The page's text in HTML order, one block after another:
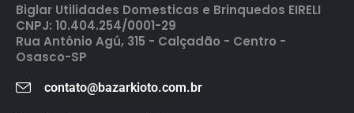
Biglar Utilidades Domesticas e Brinquedos EIRELI
CNPJ: 10.404.254/0001-29
Rua Antônio Agú, 315 - Calçadão - Centro -
Osasco-SP
contato@bazarkioto.com.br